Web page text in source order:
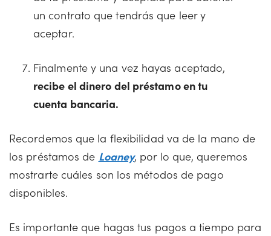
un contrato que tendrás que leer y
aceptar.
Finalmente y una vez hayas aceptado,
recibe el dinero del préstamo en tu
cuenta bancaria.
Recordemos que la flexibilidad va de la mano de
los préstamos de Loaney, por lo que, queremos
mostrarte cuáles son los métodos de pago
disponibles.
Es importante que hagas tus pagos a tiempo para